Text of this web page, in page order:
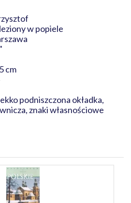
w popiele
cm
podniszczona okładka,
znaki własnościowe